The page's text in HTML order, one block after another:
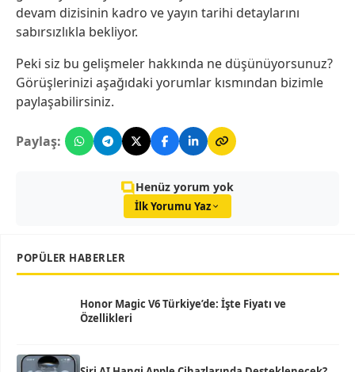
devam dizisinin kadro ve yayın tarihi detaylarını
sabırsızlıkla bekliyor.
Peki siz bu gelişmeler hakkında ne düşünüyorsunuz?
Görüşlerinizi aşağıdaki yorumlar kısmından bizimle
paylaşabilirsiniz.
Paylaş:
Henüz yorum yok
İlk Yorumu Yaz
POPÜLER HABERLER
Honor Magic V6 Türkiye’de: İşte Fiyatı ve
Özellikleri